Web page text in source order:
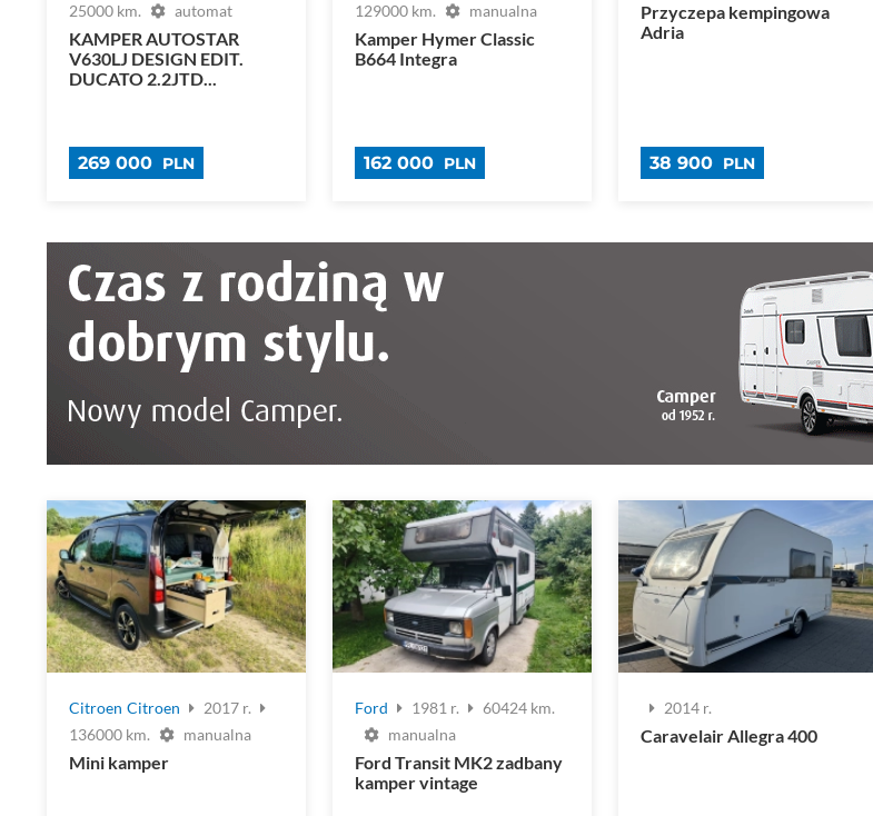
25000 km.
automat
KAMPER AUTOSTAR
V630LJ DESIGN EDIT.
DUCATO 2.2JTD...
269 000 PLN
129000 km.
manualna
Kamper Hymer Classic
B664 Integra
162 000 PLN
Przyczepa kempingowa
Adria
38 900 PLN
Citroen Citroen
2017 r.
136000 km.
manualna
Mini kamper
Ford 1981 r.
60424 km.
manualna
Ford Transit MK2 zadbany
kamper vintage
2014 r.
Caravelair Allegra 400